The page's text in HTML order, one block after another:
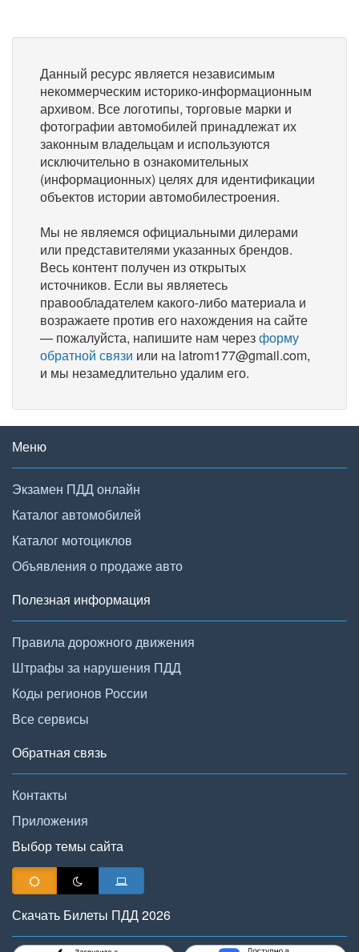
Данный ресурс является независимым
некоммерческим историко-информационным
архивом. Все логотипы, торговые марки и
фотографии автомобилей принадлежат их
законным владельцам и используются
исключительно в ознакомительных
(информационных) целях для идентификации
объектов истории автомобилестроения.
Мы не являемся официальными дилерами
или представителями указанных брендов.
Весь контент получен из открытых
источников. Если вы являетесь
правообладателем какого-либо материала и
возражаете против его нахождения на сайте
— пожалуйста, напишите нам черезформу
обратной связи или на latrom177@gmail.com,
и мы незамедлительно удалим его.
Меню
Экзамен ПДД онлайн
Каталог автомобилей
Каталог мотоциклов
Объявления о продаже авто
Полезная информация
Правила дорожного движения
Штрафы за нарушения ПДД
Коды регионов России
Все сервисы
Обратная связь
Контакты
Приложения
Выбор темы сайта
Скачать Билеты ПДД 2026